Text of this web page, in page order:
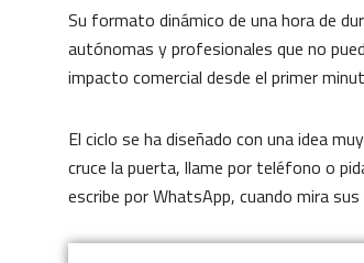
Su formato dinámico de una hora de
autónomas y profesionales que no
impacto comercial desde el primer
El ciclo se ha diseñado con una idea
cruce la puerta, llame por teléfono o
escribe por WhatsApp, cuando mira